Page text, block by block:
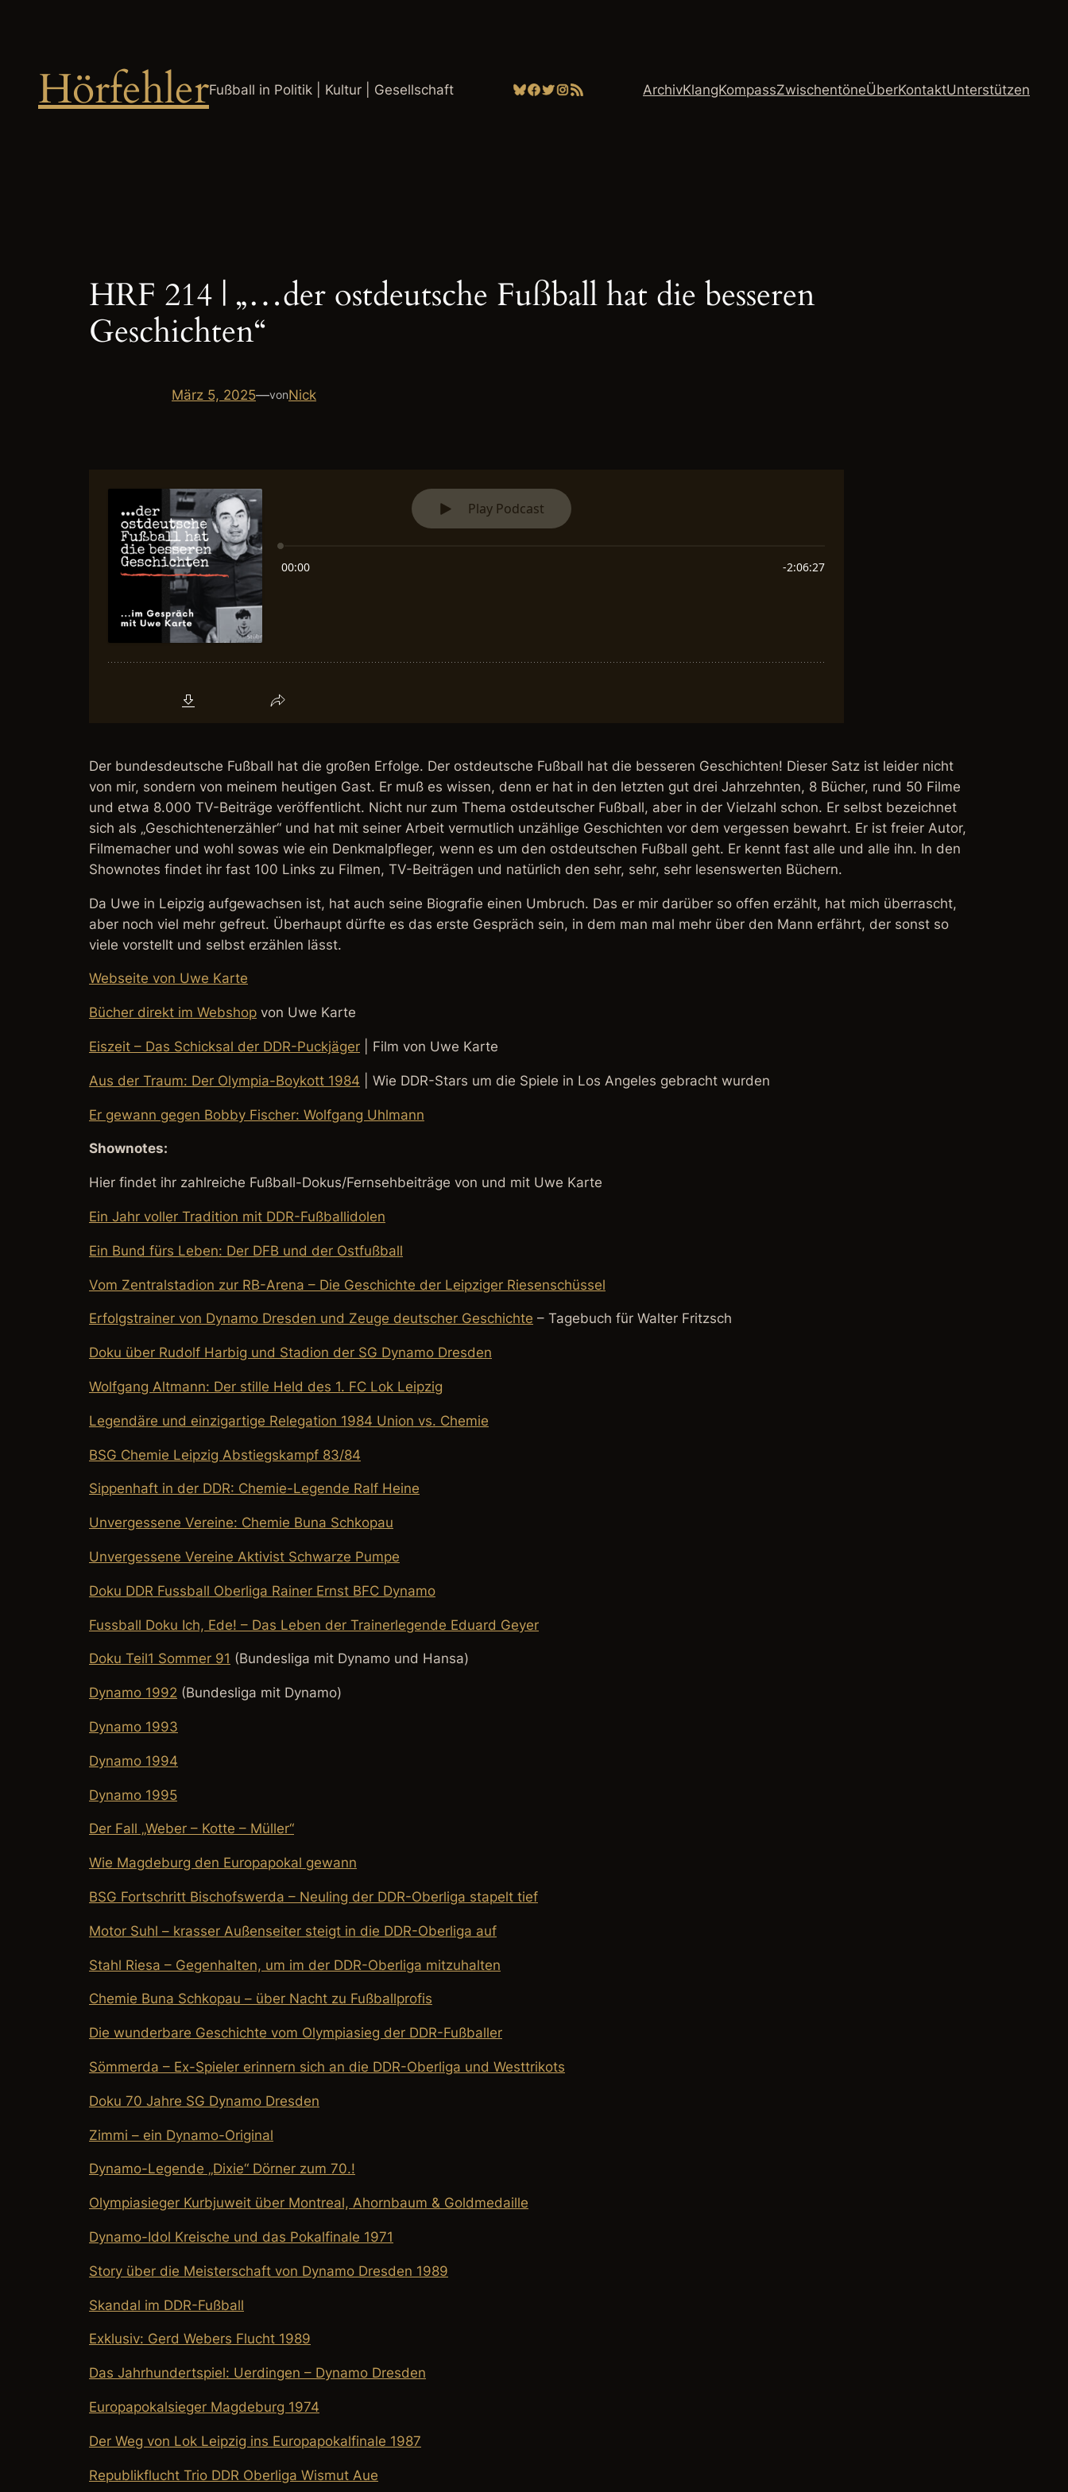
HörfehlerFußball in Politik | Kultur | Gesellschaft Bluesky
Facebook
Twitter
Instagram
RSS-Feed ArchivKlangKompassZwischentöneÜberKontaktUnterstützen
HRF 214 | „…der ostdeutsche Fußball hat die besseren
Geschichten“
März 5, 2025—vonNick
Der bundesdeutsche Fußball hat die großen Erfolge. Der ostdeutsche Fußball hat die besseren Geschichten! Dieser Satz ist leider nicht
von mir, sondern von meinem heutigen Gast. Er muß es wissen, denn er hat in den letzten gut drei Jahrzehnten, 8 Bücher, rund 50 Filme
und etwa 8.000 TV-Beiträge veröffentlicht. Nicht nur zum Thema ostdeutscher Fußball, aber in der Vielzahl schon. Er selbst bezeichnet
sich als „Geschichtenerzähler“ und hat mit seiner Arbeit vermutlich unzählige Geschichten vor dem vergessen bewahrt. Er ist freier Autor,
Filmemacher und wohl sowas wie ein Denkmalpfleger, wenn es um den ostdeutschen Fußball geht. Er kennt fast alle und alle ihn. In den
Shownotes findet ihr fast 100 Links zu Filmen, TV-Beiträgen und natürlich den sehr, sehr, sehr lesenswerten Büchern.
Da Uwe in Leipzig aufgewachsen ist, hat auch seine Biografie einen Umbruch. Das er mir darüber so offen erzählt, hat mich überrascht,
aber noch viel mehr gefreut. Überhaupt dürfte es das erste Gespräch sein, in dem man mal mehr über den Mann erfährt, der sonst so
viele vorstellt und selbst erzählen lässt.
Webseite von Uwe Karte
Bücher direkt im Webshop von Uwe Karte
Eiszeit – Das Schicksal der DDR-Puckjäger | Film von Uwe Karte
Aus der Traum: Der Olympia-Boykott 1984 | Wie DDR-Stars um die Spiele in Los Angeles gebracht wurden
Er gewann gegen Bobby Fischer: Wolfgang Uhlmann
Shownotes:
Hier findet ihr zahlreiche Fußball-Dokus/Fernsehbeiträge von und mit Uwe Karte
Ein Jahr voller Tradition mit DDR-Fußballidolen
Ein Bund fürs Leben: Der DFB und der Ostfußball
Vom Zentralstadion zur RB-Arena – Die Geschichte der Leipziger Riesenschüssel
Erfolgstrainer von Dynamo Dresden und Zeuge deutscher Geschichte – Tagebuch für Walter Fritzsch
Doku über Rudolf Harbig und Stadion der SG Dynamo Dresden
Wolfgang Altmann: Der stille Held des 1. FC Lok Leipzig
Legendäre und einzigartige Relegation 1984 Union vs. Chemie
BSG Chemie Leipzig Abstiegskampf 83/84
Sippenhaft in der DDR: Chemie-Legende Ralf Heine
Unvergessene Vereine: Chemie Buna Schkopau
Unvergessene Vereine Aktivist Schwarze Pumpe
Doku DDR Fussball Oberliga Rainer Ernst BFC Dynamo
Fussball Doku Ich, Ede! – Das Leben der Trainerlegende Eduard Geyer
Doku Teil1 Sommer 91 (Bundesliga mit Dynamo und Hansa)
Dynamo 1992 (Bundesliga mit Dynamo)
Dynamo 1993
Dynamo 1994
Dynamo 1995
Der Fall „Weber – Kotte – Müller“
Wie Magdeburg den Europapokal gewann
BSG Fortschritt Bischofswerda – Neuling der DDR-Oberliga stapelt tief
Motor Suhl – krasser Außenseiter steigt in die DDR-Oberliga auf
Stahl Riesa – Gegenhalten, um im der DDR-Oberliga mitzuhalten
Chemie Buna Schkopau – über Nacht zu Fußballprofis
Die wunderbare Geschichte vom Olympiasieg der DDR-Fußballer
Sömmerda – Ex-Spieler erinnern sich an die DDR-Oberliga und Westtrikots
Doku 70 Jahre SG Dynamo Dresden
Zimmi – ein Dynamo-Original
Dynamo-Legende „Dixie“ Dörner zum 70.!
Olympiasieger Kurbjuweit über Montreal, Ahornbaum & Goldmedaille
Dynamo-Idol Kreische und das Pokalfinale 1971
Story über die Meisterschaft von Dynamo Dresden 1989
Skandal im DDR-Fußball
Exklusiv: Gerd Webers Flucht 1989
Das Jahrhundertspiel: Uerdingen – Dynamo Dresden
Europapokalsieger Magdeburg 1974
Der Weg von Lok Leipzig ins Europapokalfinale 1987
Republikflucht Trio DDR Oberliga Wismut Aue